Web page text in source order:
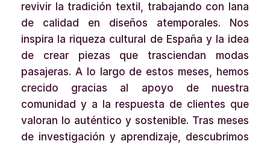
revivir la tradición textil, trabajando con lana
de calidad en diseños atemporales. Nos
inspira la riqueza cultural de España y la idea
de crear piezas que trasciendan modas
pasajeras. A lo largo de estos meses, hemos
crecido gracias al apoyo de nuestra
comunidad y a la respuesta de clientes que
valoran lo auténtico y sostenible. Tras meses
de investigación y aprendizaje, descubrimos